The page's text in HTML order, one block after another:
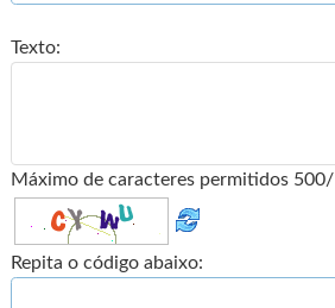
Texto:
Máximo de caracteres permitidos 500/
Repita o código abaixo: